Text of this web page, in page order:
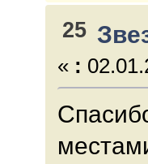
25
« :